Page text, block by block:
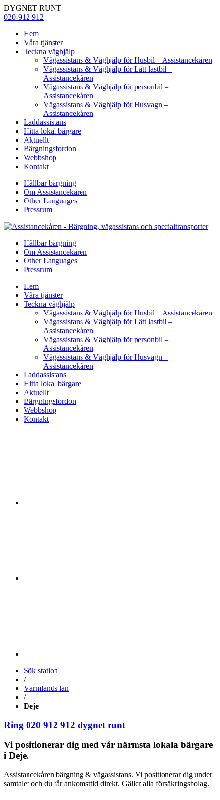
DYGNET RUNT
020-912 912
Hem
Våra tjänster
Teckna väghjälp
Vägassistans & Väghjälp för Husbil – Assistancekåren
Vägassistans & Väghjälp för Lätt lastbil –
Assistancekåren
Vägassistans & Väghjälp för personbil –
Assistancekåren
Vägassistans & Väghjälp för Husvagn –
Assistancekåren
Laddassistans
Hitta lokal bärgare
Aktuellt
Bärgningsfordon
Webbshop
Kontakt
Hållbar bärgning
Om Assistancekåren
Other Languages
Pressrum
Hållbar bärgning
Om Assistancekåren
Other Languages
Pressrum
Hem
Våra tjänster
Teckna väghjälp
Vägassistans & Väghjälp för Husbil – Assistancekåren
Vägassistans & Väghjälp för Lätt lastbil –
Assistancekåren
Vägassistans & Väghjälp för personbil –
Assistancekåren
Vägassistans & Väghjälp för Husvagn –
Assistancekåren
Laddassistans
Hitta lokal bärgare
Aktuellt
Bärgningsfordon
Webbshop
Kontakt
Sök station
/
Värmlands län
/
Deje
Ring 020 912 912 dygnet runt
Vi positionerar dig med vår närmsta lokala bärgare
i Deje.
Assistancekåren bärgning & vägassistans. Vi positionerar dig under
samtalet och du får ankomsttid direkt. Gäller alla försäkringsbolag.